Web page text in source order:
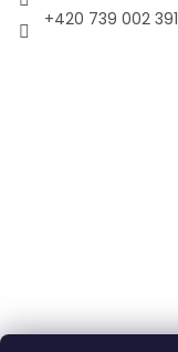
+420 739 002 391